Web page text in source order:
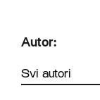
Autor: